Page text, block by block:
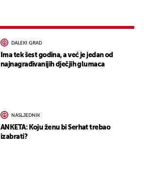
DALEKI GRAD
Ima tek šest godina, a već je jedan od
najnagrađivanijih dječjih glumaca
NASLJEDNIK
ANKETA: Koju ženu bi Serhat trebao
izabrati?